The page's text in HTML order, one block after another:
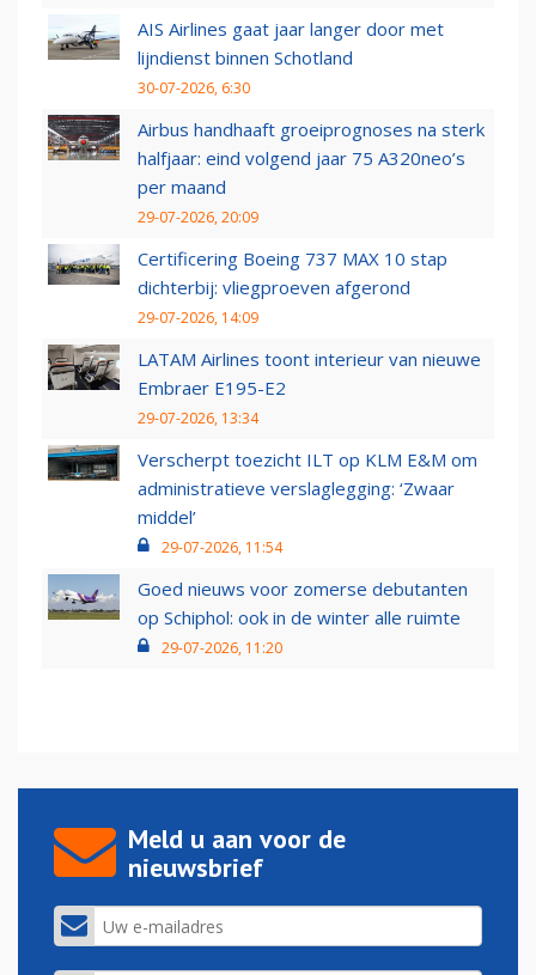
AIS Airlines gaat jaar langer door met
lijndienst binnen Schotland
30-07-2026, 6:30
Airbus handhaaft groeiprognoses na sterk
halfjaar: eind volgend jaar 75 A320neo’s
per maand
29-07-2026, 20:09
Certificering Boeing 737 MAX 10 stap
dichterbij: vliegproeven afgerond
29-07-2026, 14:09
LATAM Airlines toont interieur van nieuwe
Embraer E195-E2
29-07-2026, 13:34
Verscherpt toezicht ILT op KLM E&M om
administratieve verslaglegging: ‘Zwaar
middel’
29-07-2026, 11:54
Goed nieuws voor zomerse debutanten
op Schiphol: ook in de winter alle ruimte
29-07-2026, 11:20
Meld u aan voor de
nieuwsbrief